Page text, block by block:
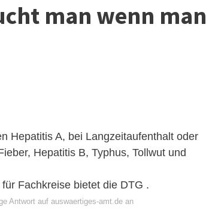
man wenn man
Hepatitis A, bei Langzeitaufenthalt oder
Hepatitis B, Typhus, Tollwut und
Fachkreise bietet die DTG .
Antwort auf auswaertiges-amt.de an